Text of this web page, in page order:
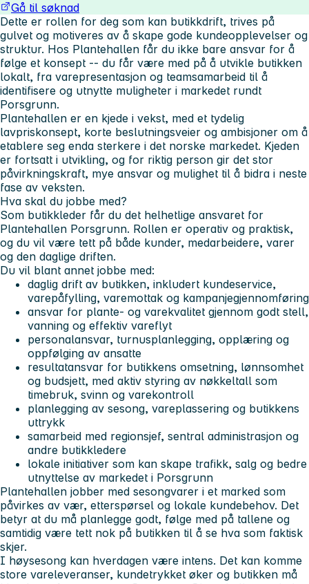
Gå til søknad
Dette er rollen for deg som kan butikkdrift, trives på
gulvet og motiveres av å skape gode kundeopplevelser og
struktur. Hos Plantehallen får du ikke bare ansvar for å
følge et konsept -- du får være med på å utvikle butikken
lokalt, fra varepresentasjon og teamsamarbeid til å
identifisere og utnytte muligheter i markedet rundt
Porsgrunn.
Plantehallen er en kjede i vekst, med et tydelig
lavpriskonsept, korte beslutningsveier og ambisjoner om å
etablere seg enda sterkere i det norske markedet. Kjeden
er fortsatt i utvikling, og for riktig person gir det stor
påvirkningskraft, mye ansvar og mulighet til å bidra i neste
fase av veksten.
Hva skal du jobbe med?
Som butikkleder får du det helhetlige ansvaret for
Plantehallen Porsgrunn. Rollen er operativ og praktisk,
og du vil være tett på både kunder, medarbeidere, varer
og den daglige driften.
Du vil blant annet jobbe med:
daglig drift av butikken, inkludert kundeservice,
varepåfylling, varemottak og kampanjegjennomføring
ansvar for plante- og varekvalitet gjennom godt stell,
vanning og effektiv vareflyt
personalansvar, turnusplanlegging, opplæring og
oppfølging av ansatte
resultatansvar for butikkens omsetning, lønnsomhet
og budsjett, med aktiv styring av nøkkeltall som
timebruk, svinn og varekontroll
planlegging av sesong, vareplassering og butikkens
uttrykk
samarbeid med regionsjef, sentral administrasjon og
andre butikkledere
lokale initiativer som kan skape trafikk, salg og bedre
utnyttelse av markedet i Porsgrunn
Plantehallen jobber med sesongvarer i et marked som
påvirkes av vær, etterspørsel og lokale kundebehov. Det
betyr at du må planlegge godt, følge med på tallene og
samtidig være tett nok på butikken til å se hva som faktisk
skjer.
I høysesong kan hverdagen være intens. Det kan komme
store vareleveranser, kundetrykket øker og butikken må